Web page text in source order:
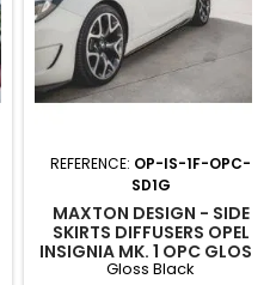
REFERENCE: OP-IS-1F-OPC-
SD1G
MAXTON DESIGN - SIDE
SKIRTS DIFFUSERS OPEL
INSIGNIA MK. 1 OPC GLOSS
BLACK
Gloss Black